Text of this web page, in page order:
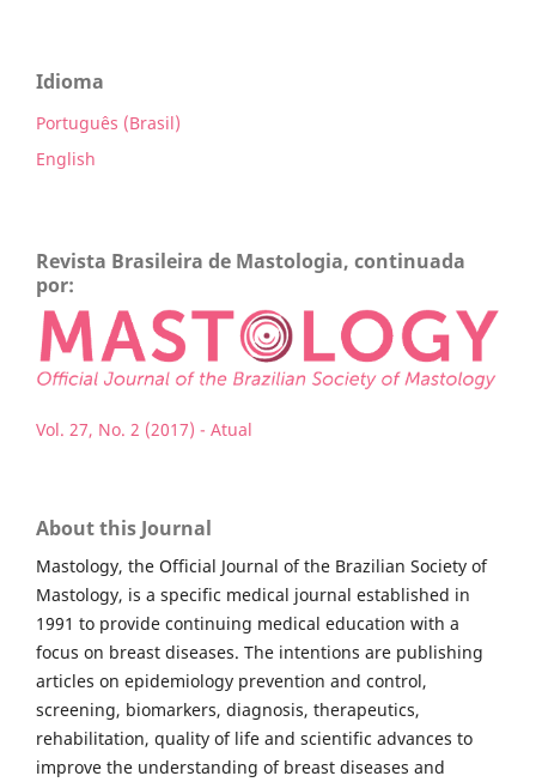
Idioma
Português (Brasil)
English
Revista Brasileira de Mastologia, continuada
por:
Vol. 27, No. 2 (2017) - Atual
About this Journal
Mastology, the Official Journal of the Brazilian Society of
Mastology, is a specific medical journal established in
1991 to provide continuing medical education with a
focus on breast diseases. The intentions are publishing
articles on epidemiology prevention and control,
screening, biomarkers, diagnosis, therapeutics,
rehabilitation, quality of life and scientific advances to
improve the understanding of breast diseases and